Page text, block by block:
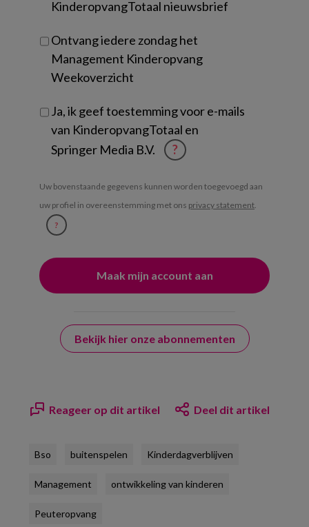
KinderopvangTotaal nieuwsbrief
Ontvang iedere zondag het
Management Kinderopvang
Weekoverzicht
Ja, ik geef toestemming voor e-mails
van KinderopvangTotaal en
Springer Media B.V.
?
Uw bovenstaande gegevens kunnen worden toegevoegd aan
uw profiel in overeenstemming met ons privacy statement
?
Bekijk hier onze abonnementen
Reageer op dit artikel Deel dit artikel
Bso buitenspelen Kinderdagverblijven
Management ontwikkeling van kinderen
Peuteropvang